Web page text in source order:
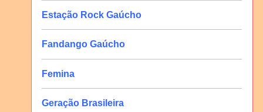
Estação Rock Gaúcho
Fandango Gaúcho
Femina
Geração Brasileira